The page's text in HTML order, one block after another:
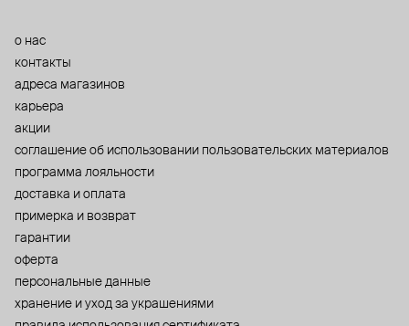
о нас
контакты
адреса магазинов
карьера
акции
cоглашение об использовании пользовательских материалов
программа лояльности
доставка и оплата
примерка и возврат
гарантии
оферта
персональные данные
хранение и уход за украшениями